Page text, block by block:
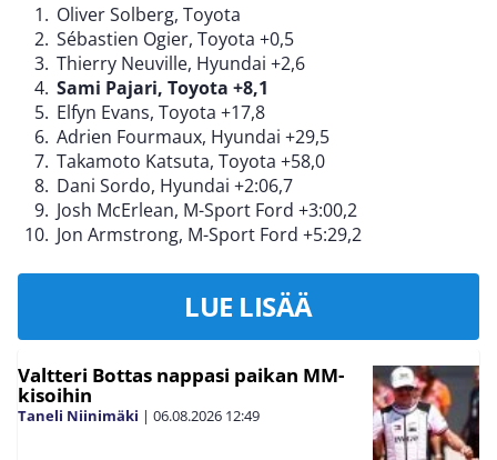
Oliver Solberg, Toyota
Sébastien Ogier, Toyota +0,5
Thierry Neuville, Hyundai +2,6
Sami Pajari, Toyota +8,1
Elfyn Evans, Toyota +17,8
Adrien Fourmaux, Hyundai +29,5
Takamoto Katsuta, Toyota +58,0
Dani Sordo, Hyundai +2:06,7
Josh McErlean, M-Sport Ford +3:00,2
Jon Armstrong, M-Sport Ford +5:29,2
LUE LISÄÄ
Valtteri Bottas nappasi paikan MM-
kisoihin
Taneli Niinimäki | 06.08.2026 12:49